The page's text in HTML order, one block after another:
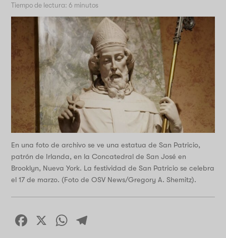
Tiempo de lectura: 6 minutos
En una foto de archivo se ve una estatua de San Patricio,
patrón de Irlanda, en la Concatedral de San José en
Brooklyn, Nueva York. La festividad de San Patricio se celebra
el 17 de marzo. (Foto de OSV News/Gregory A. Shemitz).
Facebook
X WhatsApp